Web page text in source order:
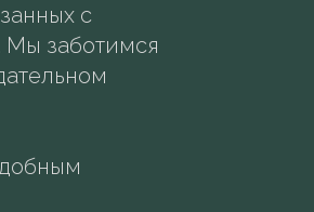
с
Мы заботимся